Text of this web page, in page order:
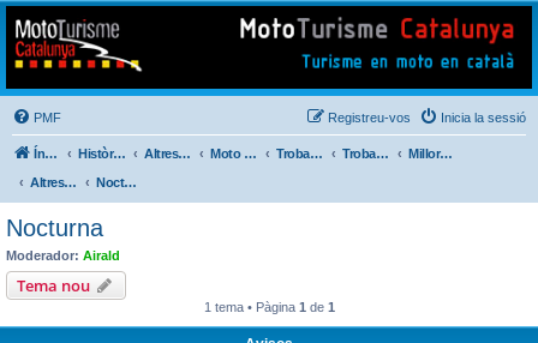
Mototurisme
Turisme en moto en català
PMF Inicia la sessió
Registreu-vos
Índex del fòrum Històric de Mototurisme Altres activitats Moto Perdido Extrem Trobada Familiar Trobades Viatgers Catalans
Millores i Incidències del Nou Fòrum (2014)
Altres . . .
Nocturna
Nocturna
Moderador: Airald
Tema nou
1 tema • Pàgina 1 de 1